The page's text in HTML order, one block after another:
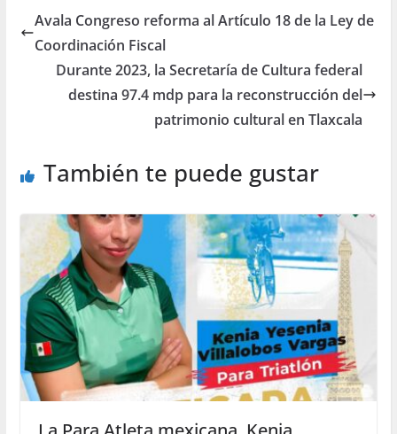
Avala Congreso reforma al Artículo 18 de la Ley de
Coordinación Fiscal
Durante 2023, la Secretaría de Cultura federal
destina 97.4 mdp para la reconstrucción del
patrimonio cultural en Tlaxcala
También te puede gustar